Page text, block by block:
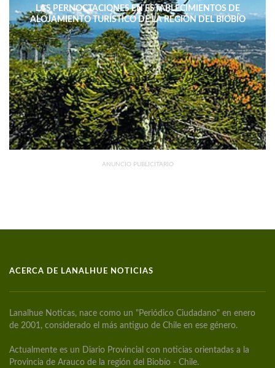
LAS PERNOCTACIONES EN ESTABLECIMIENTOS DE
ALOJAMIENTO TURÍSTICO DE LA REGIÓN DEL BIOBÍO
DISMINUYERON 15,4% INTERANUAL
ANUNCIO PUBLICITARIO
ACERCA DE LANALHUE NOTICIAS
Lanalhue Noticas, nace como un "Periódico Ciudadano" en enero
de 2001, considerado el más antiguo de Chile en ese género.
Actualmente es un Diario Provincial con noticias orientadas a la
Provincia de Arauco de la región del Biobío - Chile.